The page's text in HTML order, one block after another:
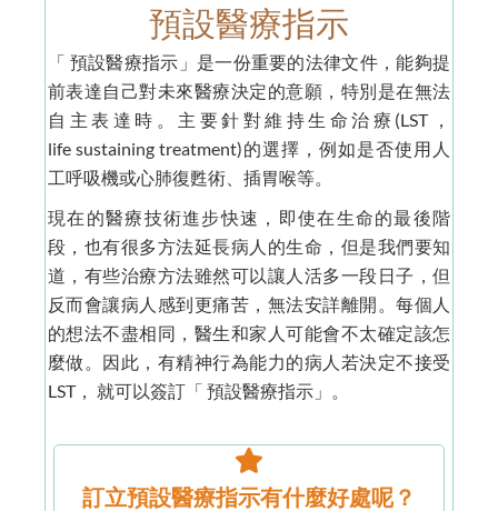
預設醫療指示
「 預設醫療指示」是一份重要的法律文件，能夠提
前表達自己對未來醫療決定的意願，特別是在無法
自主表達時。主要針對維持生命治療(LST，
life sustaining treatment)的選擇，例如是否使用人
工呼吸機或心肺復甦術、插胃喉等。
現在的醫療技術進步快速，即使在生命的最後階
段，也有很多方法延長病人的生命，但是我們要知
道，有些治療方法雖然可以讓人活多一段日子，但
反而會讓病人感到更痛苦，無法安詳離開。每個人
的想法不盡相同，醫生和家人可能會不太確定該怎
麼做。因此，有精神行為能力的病人若決定不接受
LST， 就可以簽訂「 預設醫療指示」。
訂立預設醫療指示有什麼好處呢？